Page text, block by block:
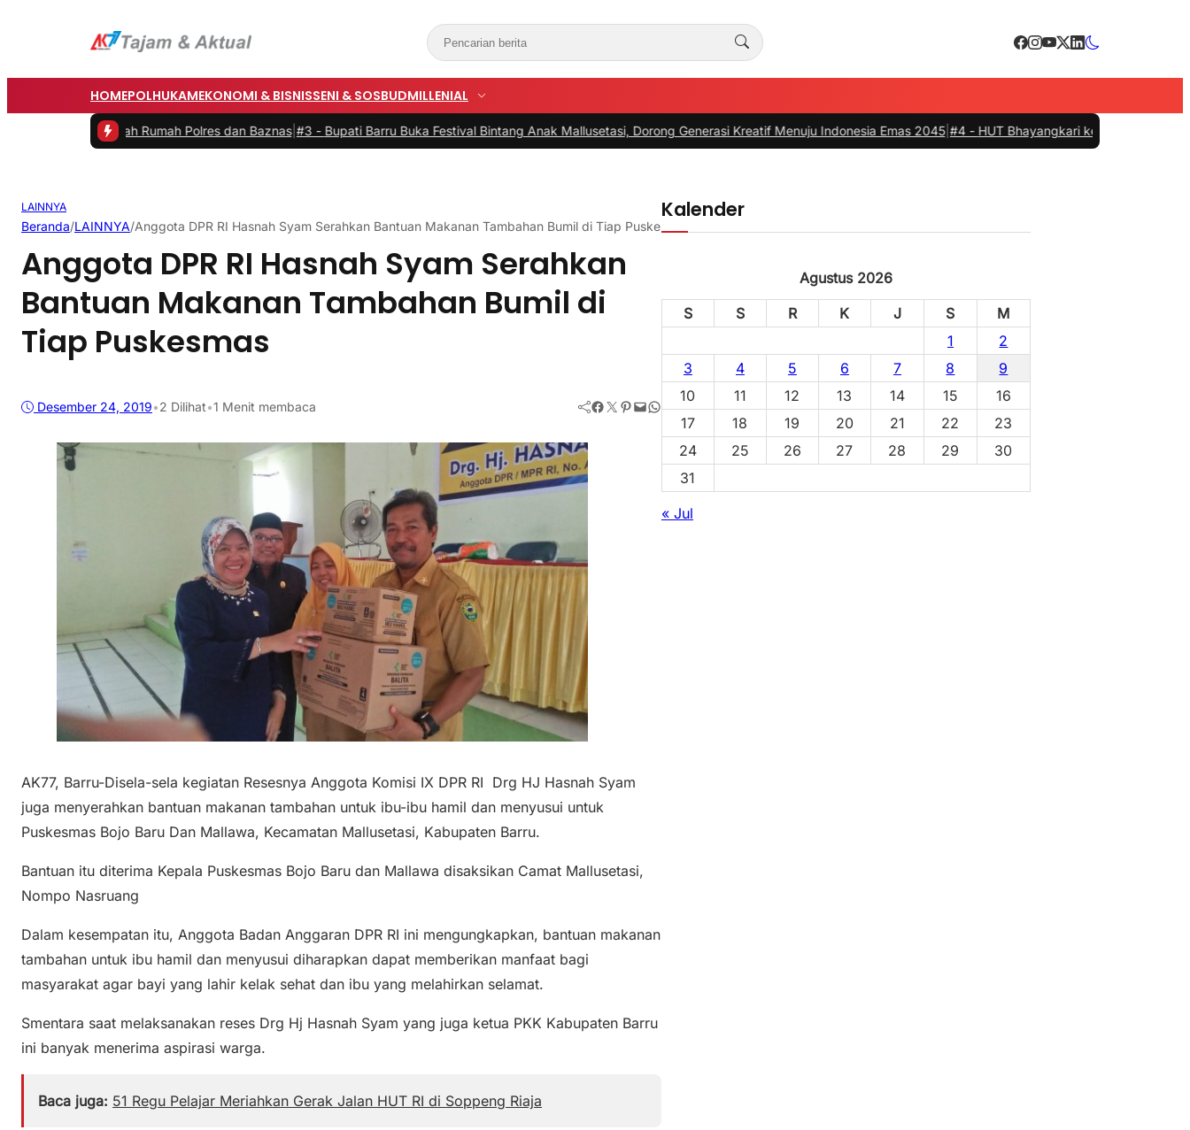
HOMEPOLHUKAMEKONOMI & BISNISSENI & SOSBUDMILLENIAL
Bedah Rumah Polres dan Baznas| #3 - Bupati Barru Buka Festival Bintang Anak Mallusetasi, Dorong Generasi Kreatif Menuju Indonesia Emas 2045|#4 -HUT Bhayangkari ke-80, Pemkab Barru, Polres
LAINNYA
Beranda/LAINNYA/Anggota DPR RI Hasnah Syam Serahkan Bantuan Makanan Tambahan Bumil di Tiap Puskesmas
Anggota DPR RI Hasnah Syam Serahkan
Bantuan Makanan Tambahan Bumil di
Tiap Puskesmas
Desember 24, 2019•2 Dilihat•1 Menit membaca Facebook Twitter Pinterest Mail WhatsApp
AK77, Barru-Disela-sela kegiatan Resesnya Anggota Komisi IX DPR RI Drg HJ Hasnah Syam
juga menyerahkan bantuan makanan tambahan untuk ibu-ibu hamil dan menyusui untuk
Puskesmas Bojo Baru Dan Mallawa, Kecamatan Mallusetasi, Kabupaten Barru.
Bantuan itu diterima Kepala Puskesmas Bojo Baru dan Mallawa disaksikan Camat Mallusetasi,
Nompo Nasruang
Dalam kesempatan itu, Anggota Badan Anggaran DPR RI ini mengungkapkan, bantuan makanan
tambahan untuk ibu hamil dan menyusui diharapkan dapat memberikan manfaat bagi
masyarakat agar bayi yang lahir kelak sehat dan ibu yang melahirkan selamat.
Smentara saat melaksanakan reses Drg Hj Hasnah Syam yang juga ketua PKK Kabupaten Barru
ini banyak menerima aspirasi warga.
Baca juga: 51 Regu Pelajar Meriahkan Gerak Jalan HUT RI di Soppeng Riaja
Kalender
Agustus 2026
S
S R K J S
M
1
2
3
4 5 6 7 8
9
10
11 12 13 14 15
16
17
18 19 20 21 22
23
24
25 26 27 28 29
30
31
« Jul